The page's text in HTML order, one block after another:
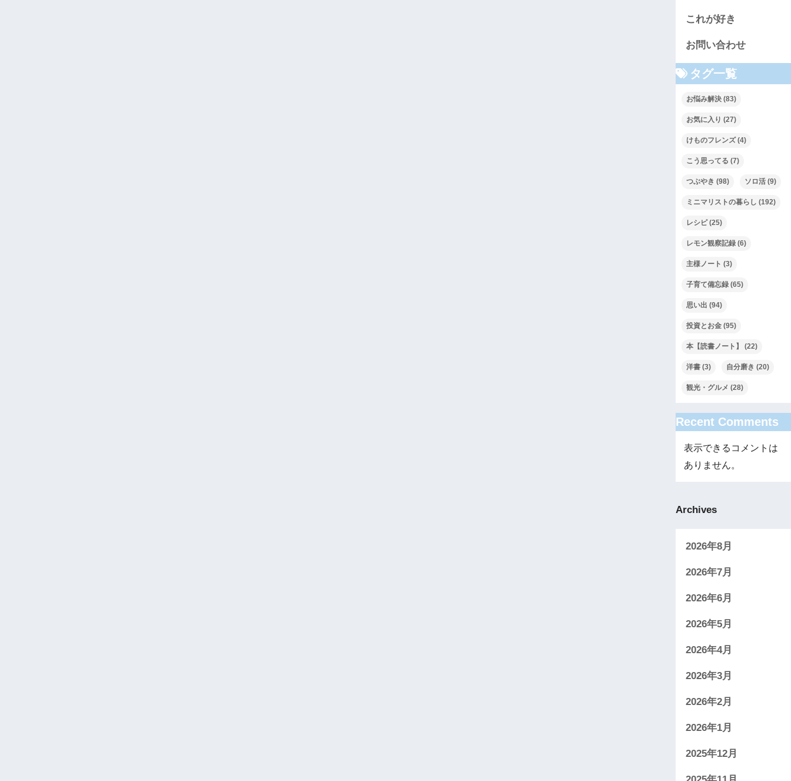
これが好き
お問い合わせ
タグ一覧
お悩み解決 (83)
お気に入り (27)
けものフレンズ(4)
こう思ってる (7)
つぶやき (98) ソロ活 (9)
ミニマリストの暮らし (192)
レシピ(25)
レモン観察記録 (6)
主様ノート (3)
子育て備忘録 (65)
思い出 (94)
投資とお金 (95)
本【読書ノート】 (22)
洋書 (3) 自分磨き (20)
観光・グルメ (28)
Recent Comments
表示できるコメントは
ありません。
Archives
2026年8月
2026年7月
2026年6月
2026年5月
2026年4月
2026年3月
2026年2月
2026年1月
2025年12月